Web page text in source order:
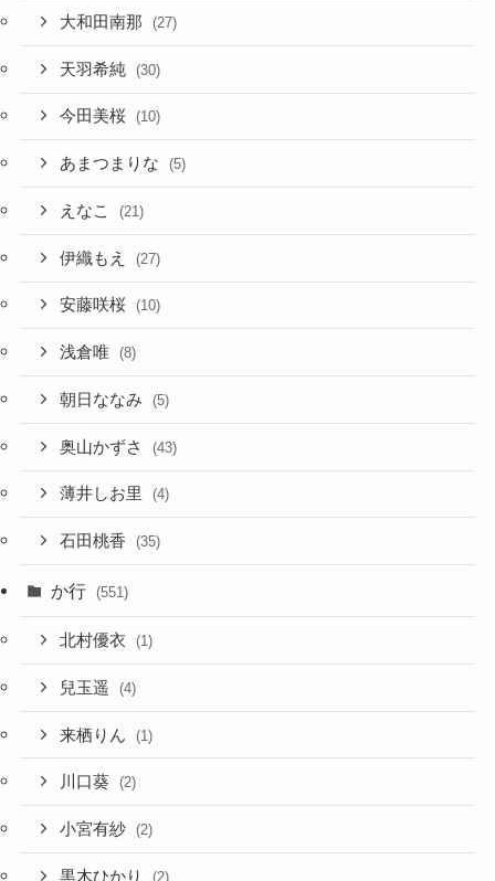
大和田南那 (27)
天羽希純 (30)
今田美桜 (10)
あまつまりな (5)
えなこ (21)
伊織もえ (27)
安藤咲桜 (10)
浅倉唯 (8)
朝日ななみ (5)
奥山かずさ (43)
薄井しお里 (4)
石田桃香 (35)
か行 (551)
北村優衣 (1)
兒玉遥 (4)
来栖りん (1)
川口葵 (2)
小宮有紗 (2)
黒木ひかり (2)